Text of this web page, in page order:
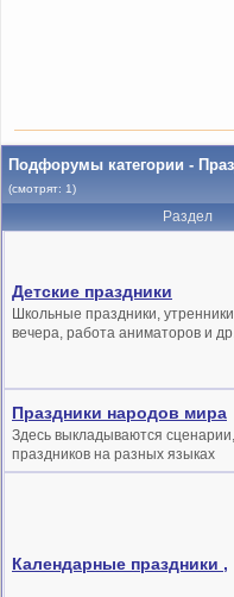
Подфорумы категории -
(смотрят: 1)
Раздел
Детские праздники
Школьные праздники,
вечера, работа аниматоров и
Праздники народов мира
Здесь выкладываются
праздников на разных языках
Календарные праздники ,